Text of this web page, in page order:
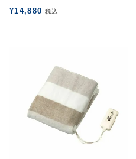
お問い合わせ
¥14,880 税込